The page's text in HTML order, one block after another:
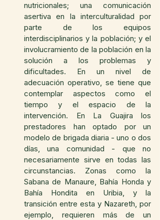
nutricionales; una comunicación
asertiva en la interculturalidad por
parte de los equipos
interdisciplinarios y la población; y el
involucramiento de la población en la
solución a los problemas y
dificultades. En un nivel de
adecuación operativo, se tiene que
contemplar aspectos como el
tiempo y el espacio de la
intervención. En La Guajira los
prestadores han optado por un
modelo de brigada diaria - uno o dos
días, una comunidad - que no
necesariamente sirve en todas las
circunstancias. Zonas como la
Sabana de Manaure, Bahía Honda y
Bahía Hondita en Uribia, y la
transición entre esta y Nazareth, por
ejemplo, requieren más de un